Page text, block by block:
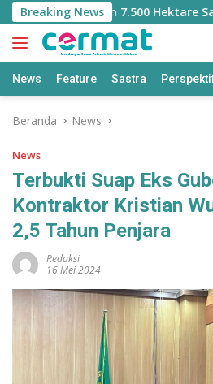
Langsung
ke
konten
Breaking News
Jatah 7.500 Hektare
News Feature Sastra
Beranda News
News
Terbukti Suap Eks
Kontraktor Kristian
2,5 Tahun Penjara
Redaksi
16 Mei 2024